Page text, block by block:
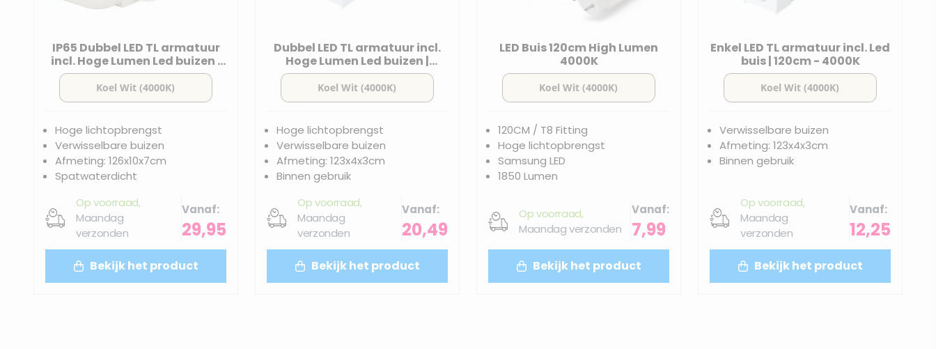
IP65 Dubbel LED TL armatuur
incl. Hoge Lumen Led buizen |
120cm - 4000K
Hoge lichtopbrengst
Verwisselbare buizen
Afmeting: 126x10x7cm
Spatwaterdicht
Op voorraad,
Maandag
verzonden
Vanaf
29,95
Bekijk het product
Dubbel LED TL armatuur incl.
Hoge Lumen Led buizen |
120cm - 4000K
Hoge lichtopbrengst
Verwisselbare buizen
Afmeting: 123x4x3cm
Binnen gebruik
Op voorraad,
Maandag
verzonden
Vanaf
20,49
Bekijk het product
LED Buis 120cm High Lumen
4000K
120CM / T8 Fitting
Hoge lichtopbrengst
Samsung LED
1850 Lumen
Op voorraad,
Maandag verzonden
Vanaf
7,99
Bekijk het product
Enkel LED TL armatuur incl. Led
buis | 120cm - 4000K
Verwisselbare buizen
Afmeting: 123x4x3cm
Binnen gebruik
Op voorraad,
Maandag
verzonden
Vanaf
12,25
Bekijk het product